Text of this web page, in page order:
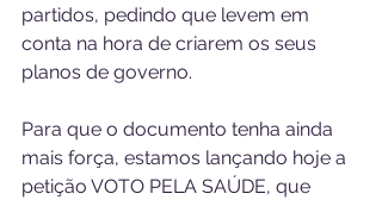
partidos, pedindo que levem em
conta na hora de criarem os seus
planos de governo.
Para que o documento tenha ainda
mais força, estamos lançando hoje a
petição VOTO PELA SAÚDE, que